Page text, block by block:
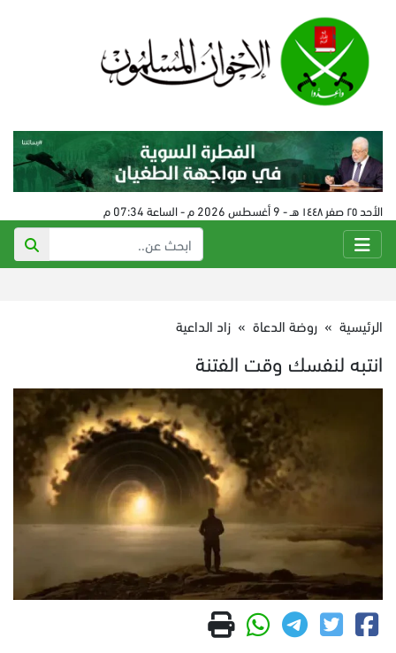
الأحد ٢٥ صفر ١٤٤٨ هـ - 9 أغسطس 2026 م - الساعة 07:34 م
الرئيسية » روضة الدعاة » زاد الداعية
انتبه لنفسك وقت الفتنة